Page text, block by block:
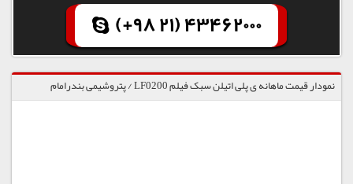
(+98 21) 43462000
نمودار قیمت ماهانه ی پلی اتیلن سبک فیلم LF0200 / پتروشیمی بندرامام